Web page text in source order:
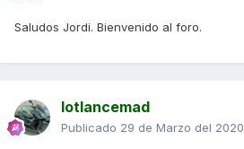
Saludos Jordi. Bienvenido al foro.
lotlancemad
Publicado 29 de Marzo del 2020